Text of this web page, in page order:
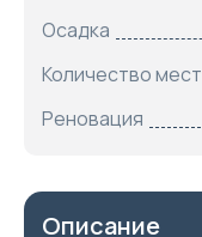
Осадка
Количество мест
Реновация
Описание